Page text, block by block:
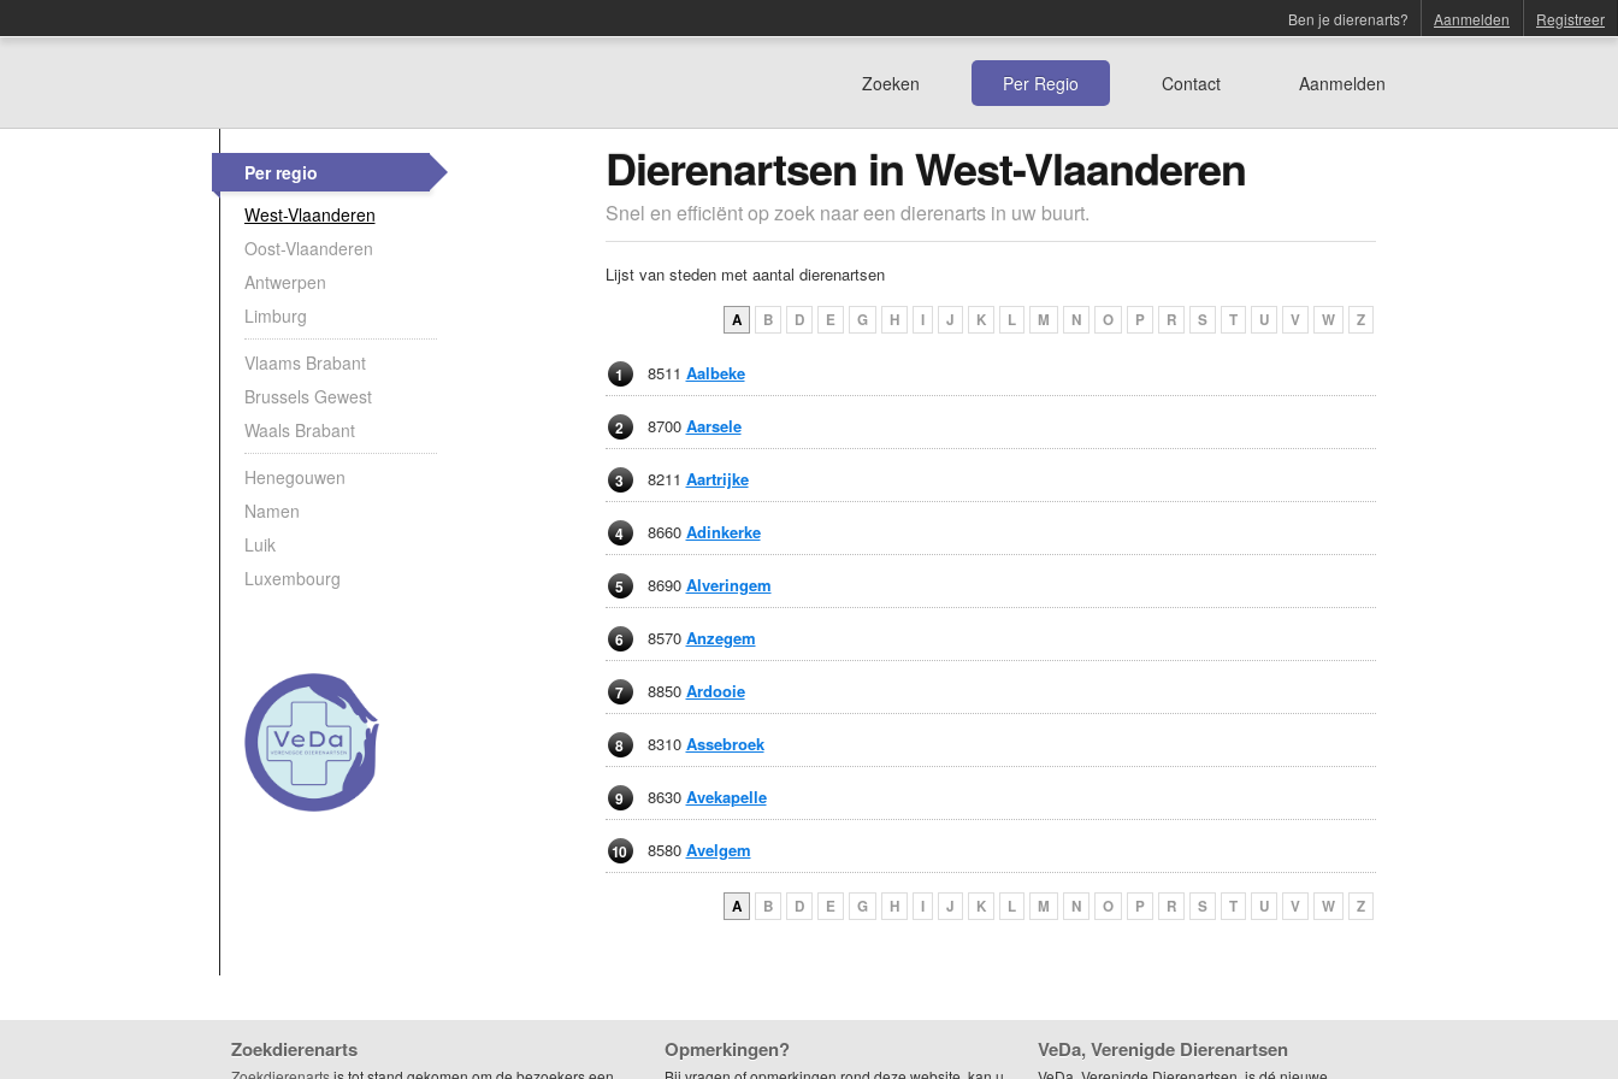
Aanmelden Registreer
Ben je dierenarts?
Zoeken Per Regio Contact Aanmelden
Per regio
West-Vlaanderen
Oost-Vlaanderen
Antwerpen
Limburg
Vlaams Brabant
Brussels Gewest
Waals Brabant
Henegouwen
Namen
Luik
Luxembourg
Dierenartsen in West-Vlaanderen
Snel en efficiënt op zoek naar een dierenarts in uw buurt.
Lijst van steden met aantal dierenartsen
A B D E G H I J K L M N O P R S T U V W Z
1 8511 Aalbeke
2 8700 Aarsele
3 8211 Aartrijke
4 8660 Adinkerke
5 8690 Alveringem
6 8570 Anzegem
7 8850 Ardooie
8 8310 Assebroek
9 8630 Avekapelle
10 8580 Avelgem
A B D E G H I J K L M N O P R S T U V W Z
Zoekdierenarts Opmerkingen? VeDa, Verenigde Dierenartsen